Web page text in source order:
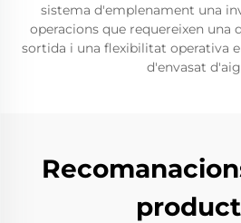
sistema d'emplenament una
operacions que requereixen una
sortida i una flexibilitat operativa
d'envasat